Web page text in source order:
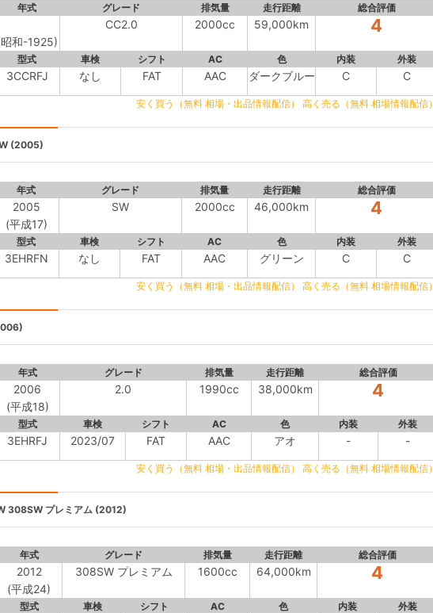
年式 グレード 排気量 走行距離 総合評価
和-1925)
CC2.0 2000cc 59,000km 4
型式 車検 シフト AC 色 内装 外装
3CCRFJ なし FAT AAC ダークブルー C C
安く買う（無料 相場・出品情報配信） 高く売る（無料 相場情報配信）
(2005)
年式 グレード 排気量 走行距離 総合評価
2005
(平成17)
SW 2000cc 46,000km 4
型式 車検 シフト AC 色 内装 外装
3EHRFN なし FAT AAC グリーン C C
安く買う（無料 相場・出品情報配信） 高く売る（無料 相場情報配信）
年式 グレード 排気量 走行距離 総合評価
2006
(平成18)
2.0 1990cc 38,000km 4
型式 車検 シフト AC 色 内装 外装
3EHRFJ 2023/07 FAT AAC アオ - -
安く買う（無料 相場・出品情報配信） 高く売る（無料 相場情報配信）
308SW プレミアム (2012)
年式 グレード 排気量 走行距離 総合評価
2012
(平成24)
308SW プレミアム 1600cc 64,000km 4
型式 車検 シフト AC 色 内装 外装